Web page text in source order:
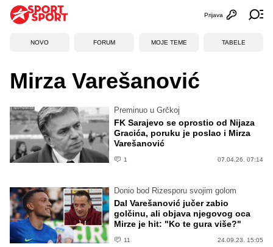
Otvori
Prijava
NOVO FORUM MOJE TEME TABELE
Mirza Varešanović
Preminuo u Grčkoj
FK Sarajevo se oprostio od Nijaza
Gracića, poruku je poslao i Mirza
Varešanović
1 07.04.26. 07:14
Donio bod Rizesporu svojim golom
Dal Varešanović jučer zabio
golčinu, ali objava njegovog oca
Mirze je hit: "Ko te gura više?"
11 24.09.23. 15:05